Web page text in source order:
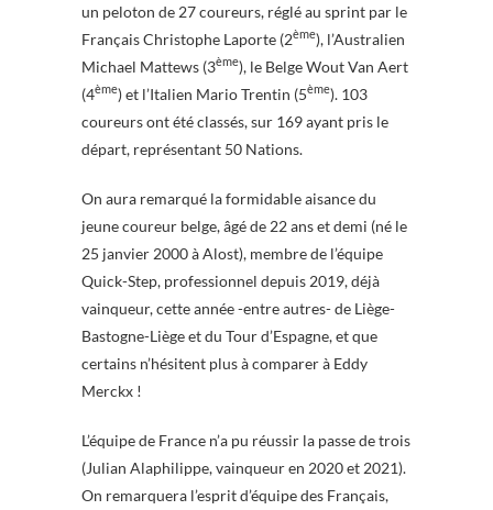
un peloton de 27 coureurs, réglé au sprint par le
Français Christophe Laporte (2ème), l’Australien
Michael Mattews (3ème), le Belge Wout Van Aert
(4ème) et l’Italien Mario Trentin (5ème). 103
coureurs ont été classés, sur 169 ayant pris le
départ, représentant 50 Nations.
On aura remarqué la formidable aisance du
jeune coureur belge, âgé de 22 ans et demi (né le
25 janvier 2000 à Alost), membre de l’équipe
Quick-Step, professionnel depuis 2019, déjà
vainqueur, cette année -entre autres- de Liège-
Bastogne-Liège et du Tour d’Espagne, et que
certains n’hésitent plus à comparer à Eddy
Merckx !
L’équipe de France n’a pu réussir la passe de trois
(Julian Alaphilippe, vainqueur en 2020 et 2021).
On remarquera l’esprit d’équipe des Français,